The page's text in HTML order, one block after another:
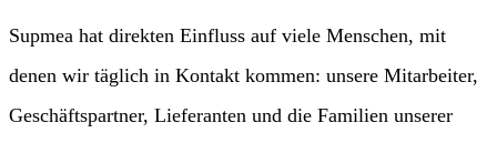
Supmea hat direkten Einfluss auf viele Menschen, mit
denen wir täglich in Kontakt kommen: unsere Mitarbeiter,
Geschäftspartner, Lieferanten und die Familien unserer